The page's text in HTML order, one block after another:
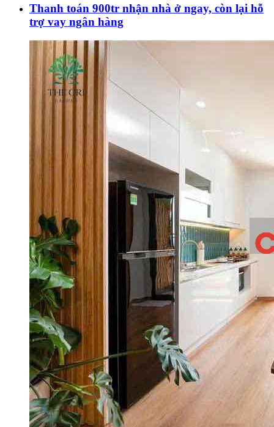
Thanh toán 900tr nhận nhà ở ngay, còn lại hỗ
trợ vay ngân hàng